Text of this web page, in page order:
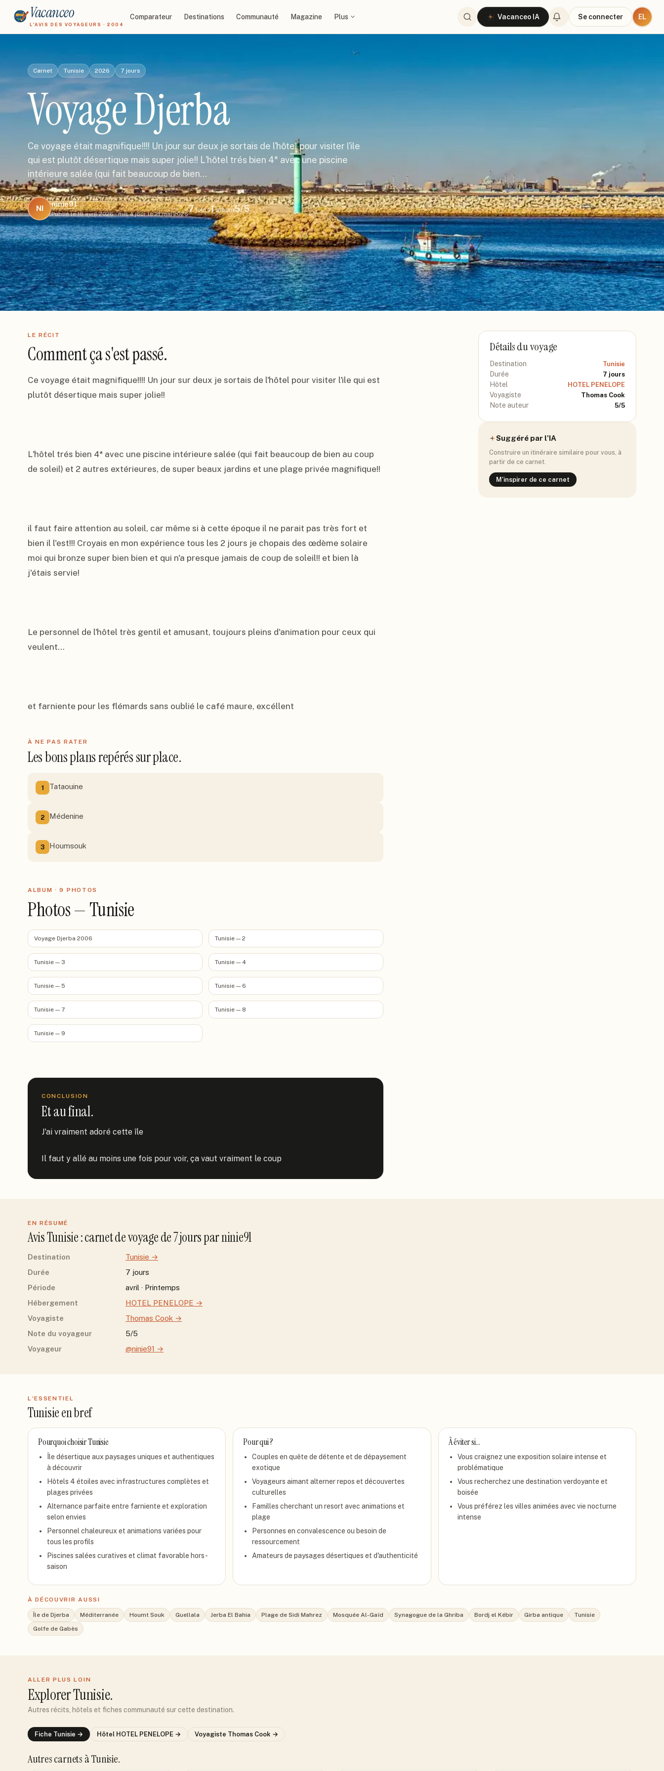
Vacanceo
L'AVIS DES VOYAGEURS · 2004
Comparateur Destinations Communauté Magazine Plus Vacanceo IA Se connecter EL
Carnet Tunisie 2026 7 jours
Voyage Djerba
Ce voyage était magnifique!!!! Un jour sur deux je sortais de l'hôtel pour visiter l'ile
qui est plutôt désertique mais super jolie!! L'hôtel trés bien 4* avec une piscine
intérieure salée (qui fait beaucoup de bien…
NI
ninie91
Publié le 18 avril 2026·mis à jour le 21 mai 2026
7jours1album5/5
LE RÉCIT
Comment ça s'est passé.
Ce voyage était magnifique!!!! Un jour sur deux je sortais de l'hôtel pour visiter l'ile qui est
plutôt désertique mais super jolie!!
L'hôtel trés bien 4* avec une piscine intérieure salée (qui fait beaucoup de bien au coup
de soleil) et 2 autres extérieures, de super beaux jardins et une plage privée magnifique!!
il faut faire attention au soleil, car même si à cette époque il ne parait pas très fort et
bien il l'est!!! Croyais en mon expérience tous les 2 jours je chopais des œdème solaire
moi qui bronze super bien bien et qui n'a presque jamais de coup de soleil!! et bien là
j'étais servie!
Le personnel de l'hôtel très gentil et amusant, toujours pleins d'animation pour ceux qui
veulent...
et farniente pour les flémards sans oublié le café maure, excéllent
À NE PAS RATER
Les bons plans repérés sur place.
1 Tataouine
2 Médenine
3 Houmsouk
ALBUM ·9 PHOTOS
Photos — Tunisie
Voyage Djerba 2006 Tunisie — 2
Tunisie — 3 Tunisie — 4
Tunisie — 5 Tunisie — 6
Tunisie — 7 Tunisie — 8
Tunisie — 9
CONCLUSION
Et au final.
J'ai vraiment adoré cette île
Il faut y allé au moins une fois pour voir, ça vaut vraiment le coup
Détails du voyage
Destination Tunisie
Durée 7 jours
Hôtel HOTEL PENELOPE
Voyagiste Thomas Cook
Note auteur 5/5
Suggéré par l'IA
Construire un itinéraire similaire pour vous, à
partir de ce carnet.
M'inspirer de ce carnet
EN RÉSUMÉ
AvisTunisie: carnet de voyage de7joursparninie91
Destination Tunisie →
Durée
7 jours
Période
avril · Printemps
Hébergement
HOTEL PENELOPE →
Voyagiste
Thomas Cook →
Note du voyageur
5/5
Voyageur
@ninie91 →
L'ESSENTIEL
Tunisieen bref
Pourquoi choisirTunisie
Île désertique aux paysages uniques et authentiques
à découvrir
Hôtels 4 étoiles avec infrastructures complètes et
plages privées
Alternance parfaite entre farniente et exploration
selon envies
Personnel chaleureux et animations variées pour
tous les profils
Piscines salées curatives et climat favorable hors-
saison
Pour qui ?
Couples en quête de détente et de dépaysement
exotique
Voyageurs aimant alterner repos et découvertes
culturelles
Familles cherchant un resort avec animations et
plage
Personnes en convalescence ou besoin de
ressourcement
Amateurs de paysages désertiques et d'authenticité
À éviter si…
Vous craignez une exposition solaire intense et
problématique
Vous recherchez une destination verdoyante et
boisée
Vous préférez les villes animées avec vie nocturne
intense
À DÉCOUVRIR AUSSI
Île de Djerba Méditerranée Houmt Souk Guellala Jerba El Bahia Plage de Sidi Mahrez Mosquée Al-Gaïd Synagogue de la Ghriba Bordj el Kébir Girba antique
Tunisie
Golfe de Gabès
ALLER PLUS LOIN
ExplorerTunisie.
Autres récits, hôtels et fiches communauté sur cette destination.
Fiche Tunisie → Hôtel HOTEL PENELOPE → Voyagiste Thomas Cook →
Autres carnets à Tunisie.